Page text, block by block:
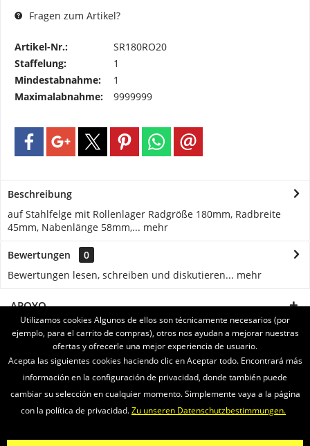
Fragen zum Artikel?
Artikel-Nr.:
SR180RO20
Staffelung:
1
Mindestabnahme:
1
Maximalabnahme:
9999999
Beschreibung
auf Stahlfelge mit Rollenlager Radgröße 180mm, Radbreite
45mm, Nabenlänge 58mm,... mehr
Bewertungen
0
Bewertungen lesen, schreiben und diskutieren... mehr
APOYO
SERVICE
INFORMATIONEN
ENVIAMOS CON
Newsletter Sobre nosotros Vídeos Contacto Widerrufsrecht
Utilizamos cookies Algunos de ellos son técnicamente necesarios (por
ejemplo, para el carrito de compras), otros nos ayudan a mejorar nuestras
ofertas y ofrecerle una mejor experiencia de usuario.
Acepta las siguientes cookies haciendo clic en Aceptar todo. Encontrará más
información en la configuración de privacidad, donde también puede
cambiar su selección en cualquier momento. Simplemente vaya a la página
con la política de privacidad.Zu unseren Datenschutzbestimmungen.